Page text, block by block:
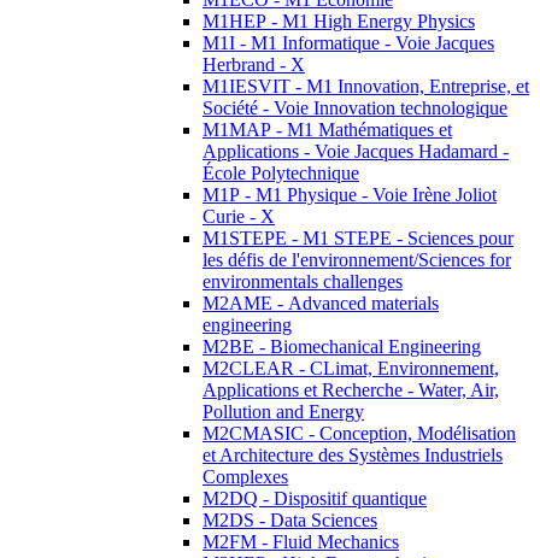
M1HEP - M1 High Energy Physics
M1I - M1 Informatique - Voie Jacques
Herbrand - X
M1IESVIT - M1 Innovation, Entreprise, et
Société - Voie Innovation technologique
M1MAP - M1 Mathématiques et
Applications - Voie Jacques Hadamard -
École Polytechnique
M1P - M1 Physique - Voie Irène Joliot
Curie - X
M1STEPE - M1 STEPE - Sciences pour
les défis de l'environnement/Sciences for
environmentals challenges
M2AME - Advanced materials
engineering
M2BE - Biomechanical Engineering
M2CLEAR - CLimat, Environnement,
Applications et Recherche - Water, Air,
Pollution and Energy
M2CMASIC - Conception, Modélisation
et Architecture des Systèmes Industriels
Complexes
M2DQ - Dispositif quantique
M2DS - Data Sciences
M2FM - Fluid Mechanics